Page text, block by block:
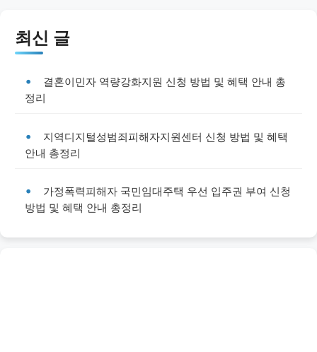
최신 글
결혼이민자 역량강화지원 신청 방법 및 혜택 안내 총
정리
지역디지털성범죄피해자지원센터 신청 방법 및 혜택
안내 총정리
가정폭력피해자 국민임대주택 우선 입주권 부여 신청
방법 및 혜택 안내 총정리